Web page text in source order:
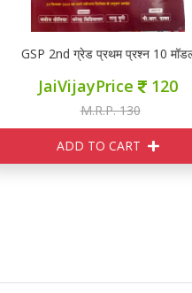
GSP 2nd ग्रेड प्रथम प्रश्न 10 मॉडल पेपर्स
JaiVijayPrice 120
M.R.P. 130
ADD TO CART